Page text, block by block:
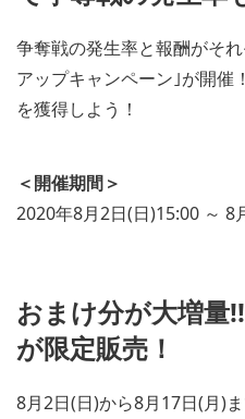
争奪戦の発生率と報酬がそ
アップキャンペーン｣が開
を獲得しよう！
＜開催期間＞
2020年8月2日(日)15:00 ～ 8
おまけ分が大増量
が限定販売！
8月2日(日)から8月17日(月)